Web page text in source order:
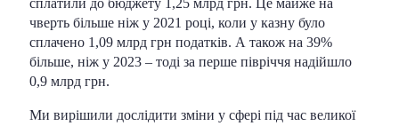
сплатили до бюджету 1,25 млрд грн. Це майже на
чверть більше ніж у 2021 році, коли у казну було
сплачено 1,09 млрд грн податків. А також на 39%
більше, ніж у 2023 – тоді за перше півріччя надійшло
0,9 млрд грн.
Ми вирішили дослідити зміни у сфері під час великої